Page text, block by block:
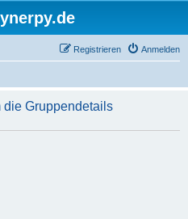
Anmelden
Registrieren
die Gruppendetails